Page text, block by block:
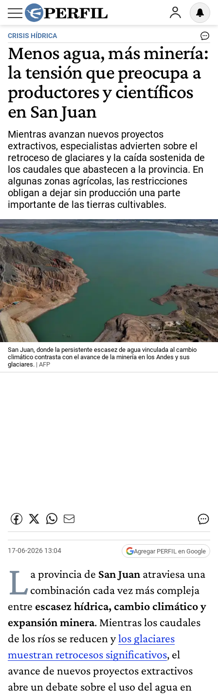
CRISIS HÍDRICA
Menos agua, más minería:
la tensión que preocupa a
productores y científicos
en San Juan
Mientras avanzan nuevos proyectos
extractivos, especialistas advierten sobre el
retroceso de glaciares y la caída sostenida de
los caudales que abastecen a la provincia. En
algunas zonas agrícolas, las restricciones
obligan a dejar sin producción una parte
importante de las tierras cultivables.
San Juan, donde la persistente escasez de agua vinculada al cambio
climático contrasta con el avance de la minería en los Andes y sus
glaciares. | AFP
17-06-2026 13:04 Agregar PERFIL en Google
La provincia de San Juan atraviesa una
combinación cada vez más compleja
entre escasez hídrica, cambio climático y
expansión minera. Mientras los caudales
de los ríos se reducen ylos glaciares
muestran retrocesos significativos, el
avance de nuevos proyectos extractivos
abre un debate sobre el uso del agua en